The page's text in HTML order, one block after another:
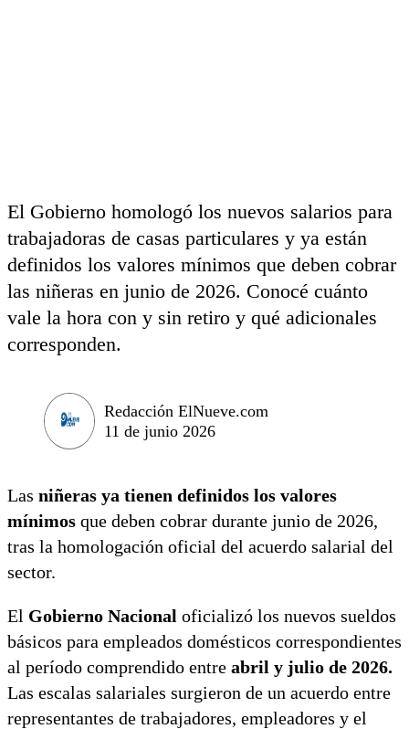
El Gobierno homologó los nuevos salarios para
trabajadoras de casas particulares y ya están
definidos los valores mínimos que deben cobrar
las niñeras en junio de 2026. Conocé cuánto
vale la hora con y sin retiro y qué adicionales
corresponden.
Redacción ElNueve.com
11 de junio 2026
Las niñeras ya tienen definidos los valores
mínimos que deben cobrar durante junio de 2026,
tras la homologación oficial del acuerdo salarial del
sector.
El Gobierno Nacional oficializó los nuevos sueldos
básicos para empleados domésticos correspondientes
al período comprendido entre abril y julio de 2026.
Las escalas salariales surgieron de un acuerdo entre
representantes de trabajadores, empleadores y el